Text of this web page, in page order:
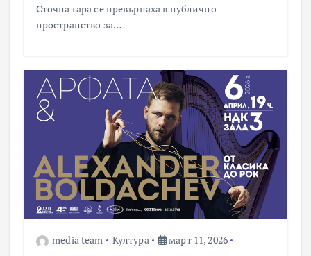
Сточна гара се превърнаха в публично
пространство за…
media team Култура март 11, 2026